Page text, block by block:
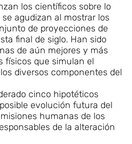
los científicos sobre lo
agudizan al mostrar los
de proyecciones de
final de siglo. Han sido
de aún mejores y más
físicos que simulan el
diversos componentes del
cinco hipotéticos
evolución futura del
humanas de los
de la alteración